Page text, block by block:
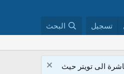
تسجيل البحث
الى تويتر حيث